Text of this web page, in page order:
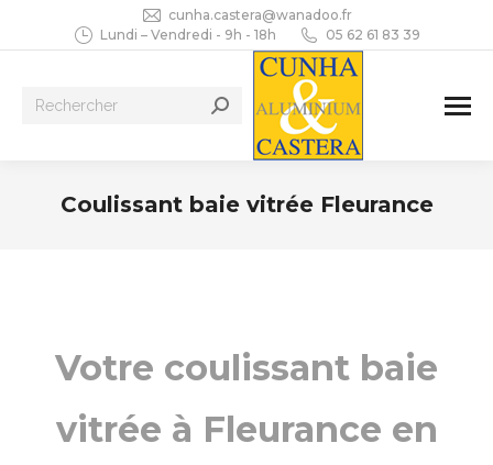
cunha.castera@wanadoo.fr
Lundi – Vendredi - 9h - 18h
05 62 61 83 39
Recherche
Coulissant baie vitrée Fleurance
Votre coulissant baie
vitrée à Fleurance en